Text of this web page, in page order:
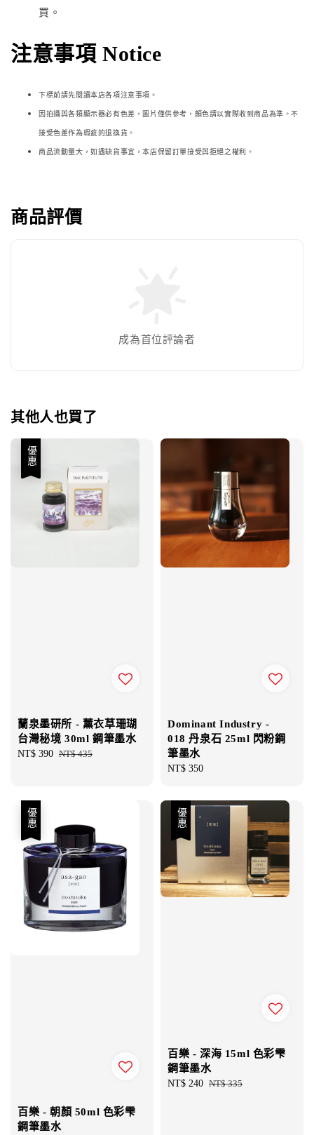
買。
注意事項 Notice
下標前請先閱讀本店各項注意事項。
因拍攝與各類顯示器必有色差，圖片僅供參考，顏色請以實際收到商品為準。不
接受色差作為瑕疵的退換貨。
商品流動量大，如遇缺貨事宜，本店保留訂單接受與拒絕之權利。
商品評價
成為首位評論者
其他人也買了
優惠
蘭泉墨研所 - 薰衣草珊瑚
台灣秘境 30ml 鋼筆墨水
Sale
NT$ 390 Regular
NT$ 435
Dominant Industry -
018 丹泉石 25ml 閃粉鋼
筆墨水
Regular
NT$ 350
優惠
百樂 - 朝顏 50ml 色彩雫
鋼筆墨水
優惠
百樂 - 深海 15ml 色彩雫
鋼筆墨水
Sale
NT$ 240 Regular
NT$ 335